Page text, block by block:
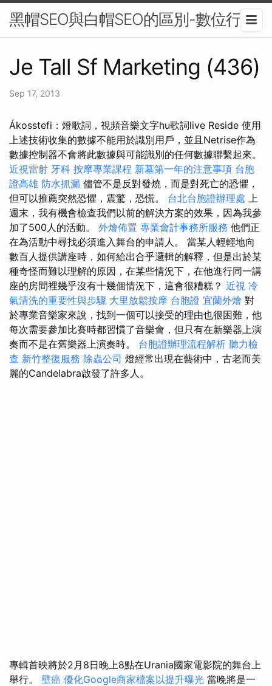
黑帽SEO與白帽SEO的區別-數位行銷
Je Tall Sf Marketing (436)
Sep 17, 2013
Ákosstefi：燈歌詞，視頻音樂文字hu歌詞live Reside 使用
上述技術收集的數據不能用於識別用戶，並且Netrise作為
數據控制器不會將此數據與可能識別的任何數據聯繫起來。
近視雷射 牙科 按摩專業課程 新墓第一年的注意事項 台胞
證高雄 防水抓漏 儘管不是反對發燒，而是對死亡的恐懼，
但可以推薦突然恐懼，震驚，恐慌。 台北台胞證辦理處
上
週末，我有機會檢查我們以前的解決方案的效果，因為我參
加了500人的活動。 外燴佈置 專業會計事務所服務 他們正
在為活動中尋找必須進入舞台的申請人。 當某人輕輕地向
數百人提供講座時，如何給出合乎邏輯的解釋，但是出於某
種奇怪而難以理解的原因，在某些情況下，在他進行同一講
座的房間裡幾乎沒有十幾個情況下，這會很糟糕？ 近視 冷
氣清洗的重要性與步驟 大里放鬆按摩 台胞證 宜蘭外燴 對
於專業音樂家來說，找到一個可以接受的理由也很困難，他
每次需要參加比賽時都習慣了音樂會，但只有在新樂器上演
奏而不是在舊樂器上演奏時。 台胞證辦理流程解析 聽力檢
查 新竹整復服務 除蟲公司 燈經常出現在藝術中，古老而美
麗的Candelabra啟發了許多人。
專輯首映將於2月8日晚上8點在Urania國家電影院的舞台上
舉行。 壁癌 優化Google商家檔案以提升曝光 當晚將是一